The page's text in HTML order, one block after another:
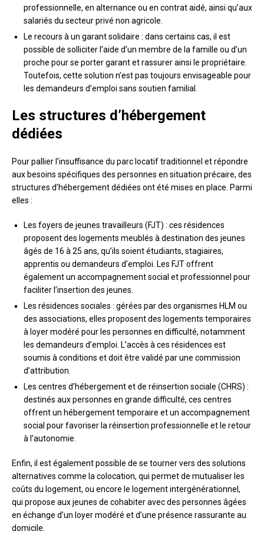
professionnelle, en alternance ou en contrat aidé, ainsi qu’aux
salariés du secteur privé non agricole.
Le recours à un garant solidaire : dans certains cas, il est
possible de solliciter l’aide d’un membre de la famille ou d’un
proche pour se porter garant et rassurer ainsi le propriétaire.
Toutefois, cette solution n’est pas toujours envisageable pour
les demandeurs d’emploi sans soutien familial.
Les structures d’hébergement
dédiées
Pour pallier l’insuffisance du parc locatif traditionnel et répondre
aux besoins spécifiques des personnes en situation précaire, des
structures d’hébergement dédiées ont été mises en place. Parmi
elles :
Les foyers de jeunes travailleurs (FJT) : ces résidences
proposent des logements meublés à destination des jeunes
âgés de 16 à 25 ans, qu’ils soient étudiants, stagiaires,
apprentis ou demandeurs d’emploi. Les FJT offrent
également un accompagnement social et professionnel pour
faciliter l’insertion des jeunes.
Les résidences sociales : gérées par des organismes HLM ou
des associations, elles proposent des logements temporaires
à loyer modéré pour les personnes en difficulté, notamment
les demandeurs d’emploi. L’accès à ces résidences est
soumis à conditions et doit être validé par une commission
d’attribution.
Les centres d’hébergement et de réinsertion sociale (CHRS) :
destinés aux personnes en grande difficulté, ces centres
offrent un hébergement temporaire et un accompagnement
social pour favoriser la réinsertion professionnelle et le retour
à l’autonomie.
Enfin, il est également possible de se tourner vers des solutions
alternatives comme la colocation, qui permet de mutualiser les
coûts du logement, ou encore le logement intergénérationnel,
qui propose aux jeunes de cohabiter avec des personnes âgées
en échange d’un loyer modéré et d’une présence rassurante au
domicile.